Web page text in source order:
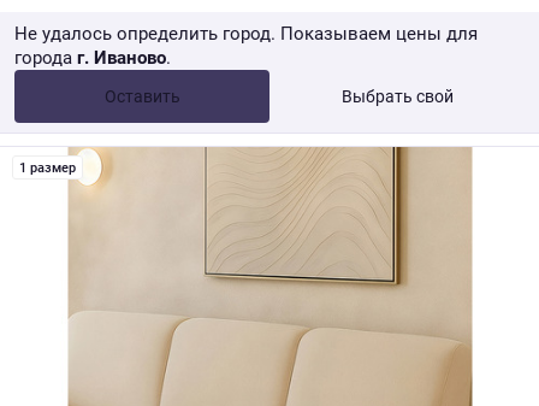
Не удалось определить город. Показываем цены для
города г. Иваново.
Оставить Выбрать свой
от 10 000 ₽ Розница → WB
1 размер